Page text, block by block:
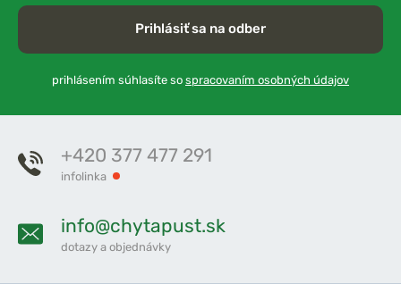
Prihlásiť sa na odber
prihlásením súhlasíte so spracovaním osobných údajov
+420 377 477 291
infolinka
info@chytapust.sk
dotazy a objednávky